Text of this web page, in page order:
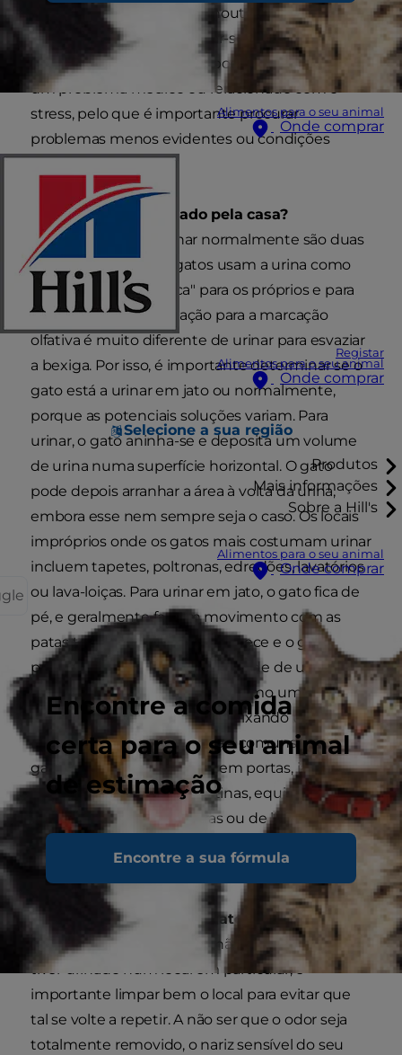
Alimentos para o seu animal
Onde comprar
Registar
Alimentos para o seu animal
Onde comprar
Selecione a sua região
Produtos
Mais informações
Sobre a Hill's
Alimentos para o seu animal
Onde comprar
Encontre a comida
certa para o seu animal
de estimação
Encontre a sua fórmula
gato urinar em cantos ou noutros locais pela
casa, a situação pode tornar-se preocupante e
desagradável. Além disso, pode ser um sinal de
um problema médico ou relacionado com o
stress, pelo que é importante procurar
problemas menos evidentes ou condições
físicas ocultas.
O seu gato tem urinado pela casa?
Urinar em spray e urinar normalmente são duas
ações diferentes. Os gatos usam a urina como
sinal olfativo ou "marca" para os próprios e para
outros gatos. A motivação para a marcação
olfativa é muito diferente de urinar para esvaziar
a bexiga. Por isso, é importante determinar se o
gato está a urinar em jato ou normalmente,
porque as potenciais soluções variam. Para
urinar, o gato aninha-se e deposita um volume
de urina numa superfície horizontal. O gato
pode depois arranhar a área à volta da urina,
embora esse nem sempre seja o caso. Os locais
impróprios onde os gatos mais costumam urinar
incluem tapetes, poltronas, edredões, lavatórios
ou lava-loiças. Para urinar em jato, o gato fica de
pé, e geralmente faz um movimento com as
patas traseiras, a cauda estremece e o gato
projeta uma pequena quantidade de urina para
trás numa superfície vertical, como uma parede
ou uma peça de mobiliário, deixando uma
marca olfativa óbvia. Os locais comuns onde os
gatos urinam em jato incluem portas, janelas ou
portinholas para gatos, cortinas, equipamento
elétrico e sacos de compras ou de lixo. Quando
determinar qual é o caso, pode adotar medidas
para tentar resolver o comportamento.
Como limpar a urina de gato
Quer seja por acidente ou não, quando o gato
tiver urinado num local em particular, é
importante limpar bem o local para evitar que
tal se volte a repetir. A não ser que o odor seja
totalmente removido, o nariz sensível do seu